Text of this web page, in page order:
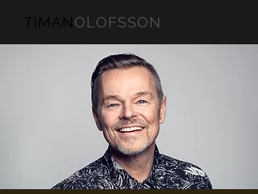
TIMANOLOFSSON